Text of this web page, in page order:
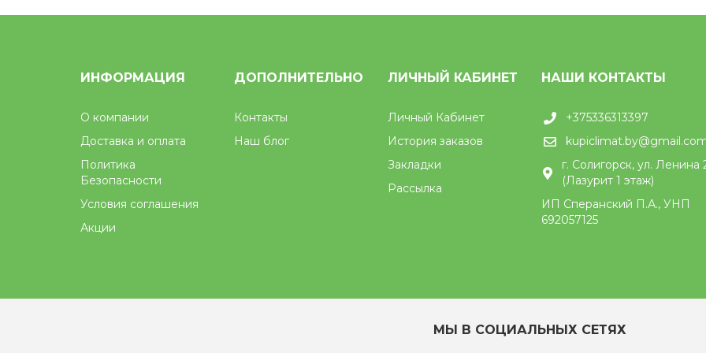
ИНФОРМАЦИЯ
О компании
Доставка и оплата
Политика
Безопасности
Условия соглашения
Акции
ДОПОЛНИТЕЛЬНО
Контакты
Наш блог
ЛИЧНЫЙ КАБИНЕТ
Личный Кабинет
История заказов
Закладки
Рассылка
НАШИ КОНТАКТЫ
+375336313397
г. Солигорск, ул. Ленина
(Лазурит 1 этаж)
ИП Сперанский П.А., УНП
692057125
МЫ В СОЦИАЛЬНЫХ СЕТЯХ